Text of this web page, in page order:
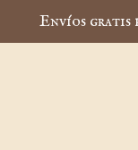
Envíos gratis